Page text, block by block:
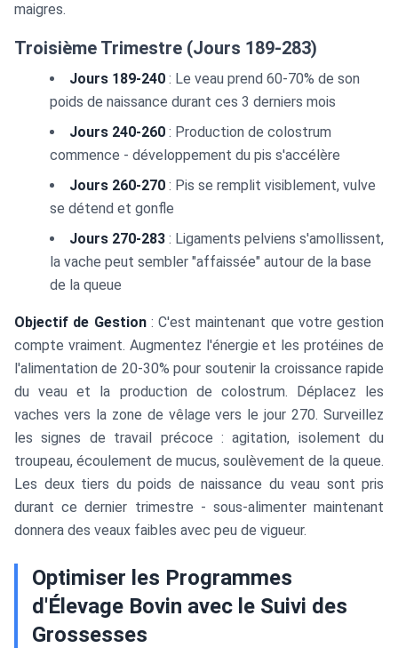
maigres.
Troisième Trimestre (Jours 189-283)
Jours 189-240 : Le veau prend 60-70% de son
poids de naissance durant ces 3 derniers mois
Jours 240-260 : Production de colostrum
commence - développement du pis s'accélère
Jours 260-270 : Pis se remplit visiblement, vulve
se détend et gonfle
Jours 270-283 : Ligaments pelviens s'amollissent,
la vache peut sembler "affaissée" autour de la base
de la queue
Objectif de Gestion: C'est maintenant que votre gestion
compte vraiment. Augmentez l'énergie et les protéines de
l'alimentation de 20-30% pour soutenir la croissance rapide
du veau et la production de colostrum. Déplacez les
vaches vers la zone de vêlage vers le jour 270. Surveillez
les signes de travail précoce : agitation, isolement du
troupeau, écoulement de mucus, soulèvement de la queue.
Les deux tiers du poids de naissance du veau sont pris
durant ce dernier trimestre - sous-alimenter maintenant
donnera des veaux faibles avec peu de vigueur.
Optimiser les Programmes
d'Élevage Bovin avec le Suivi des
Grossesses